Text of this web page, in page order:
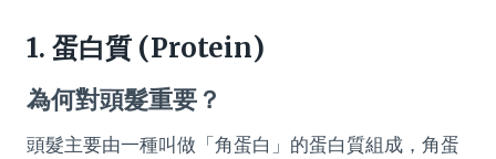
1. 蛋白質 (Protein)
為何對頭髮重要？
頭髮主要由一種叫做「角蛋白」的蛋白質組成，角蛋